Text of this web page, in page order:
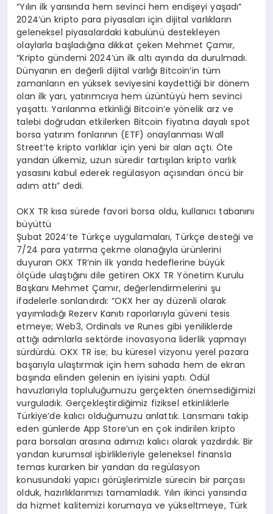
“Yılın ilk yarısında hem sevinci hem endişeyi yaşadı”
2024’ün kripto para piyasaları için dijital varlıkların
geleneksel piyasalardaki kabulünü destekleyen
olaylarla başladığına dikkat çeken Mehmet Çamır,
“Kripto gündemi 2024’ün ilk altı ayında da durulmadı.
Dünyanın en değerli dijital varlığı Bitcoin’in tüm
zamanların en yüksek seviyesini kaydettiği bir dönem
olan ilk yarı, yatırımcıya hem üzüntüyü hem sevinci
yaşattı. Yarılanma etkinliği Bitcoin’e yönelik arz ve
talebi doğrudan etkilerken Bitcoin fiyatına dayalı spot
borsa yatırım fonlarının (ETF) onaylanması Wall
Street’te kripto varlıklar için yeni bir alan açtı. Öte
yandan ülkemiz, uzun süredir tartışılan kripto varlık
yasasını kabul ederek regülasyon açısından öncü bir
adım attı” dedi.
OKX TR kısa sürede favori borsa oldu, kullanıcı tabanını
büyüttü
Şubat 2024’te Türkçe uygulamaları, Türkçe desteği ve
7/24 para yatırma çekme olanağıyla ürünlerini
duyuran OKX TR’nin ilk yarıda hedeflerine büyük
ölçüde ulaştığını dile getiren OKX TR Yönetim Kurulu
Başkanı Mehmet Çamır, değerlendirmelerini şu
ifadelerle sonlandırdı: “OKX her ay düzenli olarak
yayımladığı Rezerv Kanıtı raporlarıyla güveni tesis
etmeye; Web3, Ordinals ve Runes gibi yeniliklerde
attığı adımlarla sektörde inovasyona liderlik yapmayı
sürdürdü. OKX TR ise; bu küresel vizyonu yerel pazara
başarıyla ulaştırmak için hem sahada hem de ekran
başında elinden gelenin en iyisini yaptı. Ödül
havuzlarıyla topluluğumuzu gerçekten önemsediğimizi
vurguladık. Gerçekleştirdiğimiz fiziksel etkinliklerle
Türkiye’de kalıcı olduğumuzu anlattık. Lansmanı takip
eden günlerde App Store’un en çok indirilen kripto
para borsaları arasına adımızı kalıcı olarak yazdırdık. Bir
yandan kurumsal işbirlikleriyle geleneksel finansla
temas kurarken bir yandan da regülasyon
konusundaki yapıcı görüşlerimizle sürecin bir parçası
olduk, hazırlıklarımızı tamamladık. Yılın ikinci yarısında
da hizmet kalitemizi korumaya ve yükseltmeye, Türk